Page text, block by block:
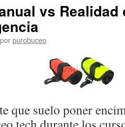
vs
porpurobuceo
que suelo poner